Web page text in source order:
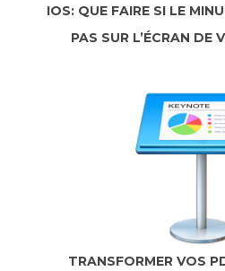
IOS: QUE FAIRE SI LE
PAS SUR L’ÉCRAN DE
TRANSFORMER VOS